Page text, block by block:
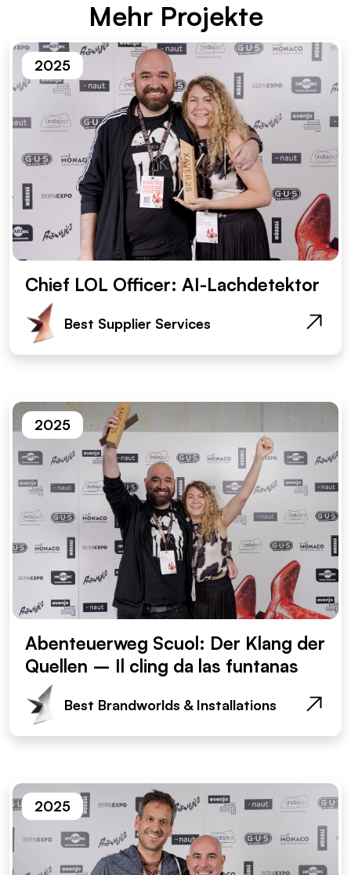
Mehr Pro­jek­te
2025
Chief LOL Officer: AI-Lachdetektor
Best Supplier Services
2025
Abenteuerweg Scuol: Der Klang der
Quellen – Il cling da las funtanas
Best Brandworlds & Installations
2025